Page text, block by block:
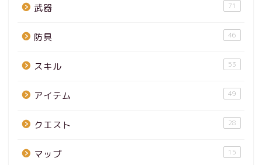
武器 71
防具 46
スキル 53
アイテム 49
クエスト 28
マップ 15